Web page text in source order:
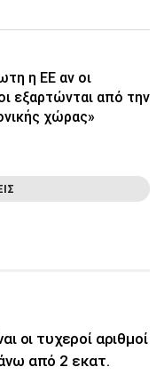
η ΕΕ αν οι
εξαρτώνται από την
χώρας»
οι τυχεροί αριθμοί
από 2 εκατ.